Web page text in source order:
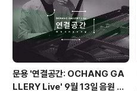
문용 '연결공간: OCHANG GA
LLERY Live' 9월 13일 음원 발